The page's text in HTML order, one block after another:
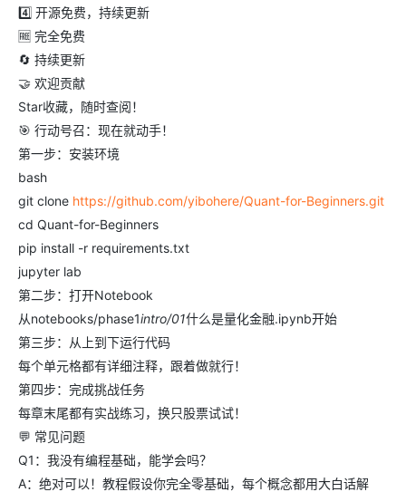
4️⃣ 开源免费，持续更新
🆓 完全免费
🔄 持续更新
🤝 欢迎贡献
Star收藏，随时查阅！
🎯 行动号召：现在就动手！
第一步：安装环境
bash
git clone https://github.com/yibohere/Quant-for-Beginners.git
cd Quant-for-Beginners
pip install -r requirements.txt
jupyter lab
第二步：打开Notebook
从notebooks/phase1intro/01什么是量化金融.ipynb开始
第三步：从上到下运行代码
每个单元格都有详细注释，跟着做就行！
第四步：完成挑战任务
每章末尾都有实战练习，换只股票试试！
💬 常见问题
Q1：我没有编程基础，能学会吗？
A：绝对可以！教程假设你完全零基础，每个概念都用大白话解